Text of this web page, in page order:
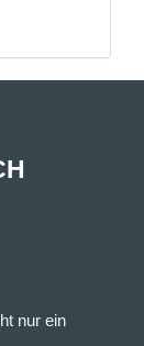
nur ein